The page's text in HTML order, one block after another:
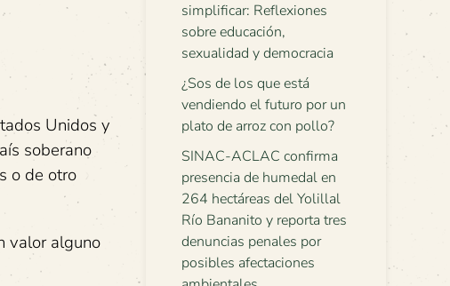
Unidos y
soberano
o de otro
valor alguno
simplificar: Reflexiones
sobre educación,
sexualidad y democracia
¿Sos de los que está
vendiendo el futuro por un
plato de arroz con pollo?
SINAC-ACLAC confirma
presencia de humedal en
264 hectáreas del Yolillal
Río Bananito y reporta tres
denuncias penales por
posibles afectaciones